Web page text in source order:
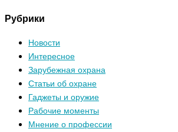
Рубрики
Новости
Интересное
Зарубежная охрана
Статьи об охране
Гаджеты и оружие
Рабочие моменты
Мнение о профессии